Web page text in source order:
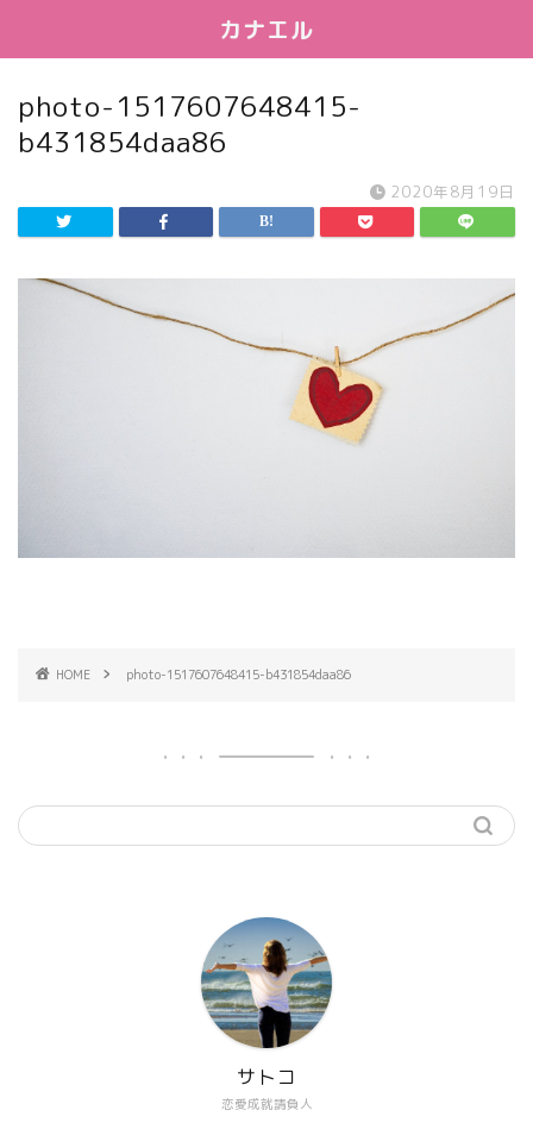
カナエル
photo-1517607648415-
b431854daa86
2020年8月19日
HOME photo-1517607648415-b431854daa86
恋愛成就請負人
サトコ